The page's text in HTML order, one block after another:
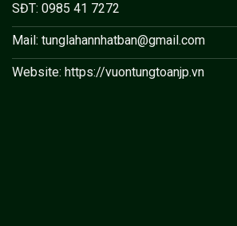
SĐT: 0985 41 7272
Mail: tunglahannhatban@gmail.com
Website: https://vuontungtoanjp.vn